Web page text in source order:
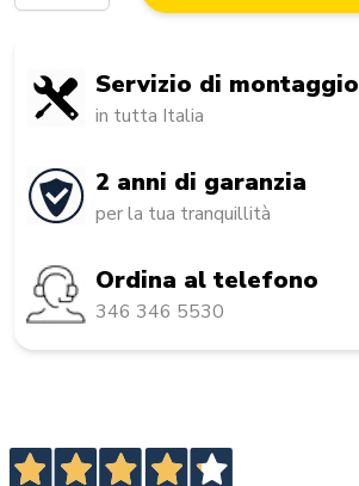
Servizio di montaggio
in tutta Italia
2 anni di garanzia
per la tua tranquillità
Ordina al telefono
346 346 5530